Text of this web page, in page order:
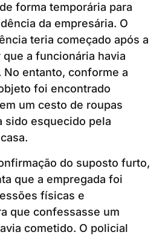
forma temporária para
da empresária. O
teria começado após a
a funcionária havia
entanto, conforme a
foi encontrado
um cesto de roupas
sido esquecido pela
do suposto furto,
que a empregada foi
físicas e
que confessasse um
cometido. O policial